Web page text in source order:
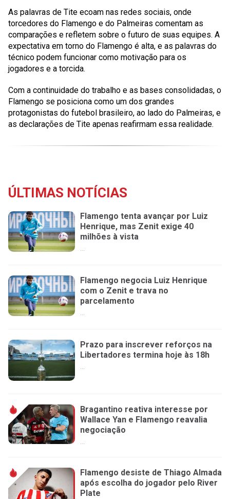
As palavras de Tite ecoam nas redes sociais, onde
torcedores do Flamengo e do Palmeiras comentam as
comparações e refletem sobre o futuro de suas equipes. A
expectativa em torno do Flamengo é alta, e as palavras do
técnico podem funcionar como motivação para os
jogadores e a torcida.
Com a continuidade do trabalho e as bases consolidadas, o
Flamengo se posiciona como um dos grandes
protagonistas do futebol brasileiro, ao lado do Palmeiras, e
as declarações de Tite apenas reafirmam essa realidade.
ÚLTIMAS NOTÍCIAS
Flamengo tenta avançar por Luiz
Henrique, mas Zenit exige 40
milhões à vista
...
Flamengo negocia Luiz Henrique
com o Zenit e trava no
parcelamento
...
Prazo para inscrever reforços na
Libertadores termina hoje às 18h
...
Bragantino reativa interesse por
Wallace Yan e Flamengo reavalia
negociação
Flamengo desiste de Thiago Almada
após escolha do jogador pelo River
Plate